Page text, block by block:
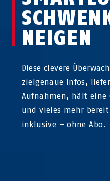
NEIGEN
Diese clevere
zielgenaue Infos,
Aufnahmen, hält eine
und vieles mehr
inklusive – ohne Abo.